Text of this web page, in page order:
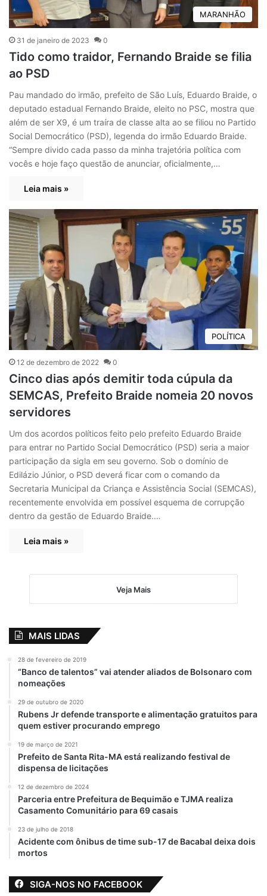
MARANHÃO
31 de janeiro de 2023 0
Tido como traidor, Fernando Braide se filia
ao PSD
Pau mandado do irmão, prefeito de São Luís, Eduardo Braide, o
deputado estadual Fernando Braide, eleito no PSC, mostra que
além de ser X9, é um traíra de classe alta ao se filiou no Partido
Social Democrático (PSD), legenda do irmão Eduardo Braide.
“Sempre divido cada passo da minha trajetória política com
vocês e hoje faço questão de anunciar, oficialmente,…
Leia mais »
POLÍTICA
12 de dezembro de 2022 0
Cinco dias após demitir toda cúpula da
SEMCAS, Prefeito Braide nomeia 20 novos
servidores
Um dos acordos políticos feito pelo prefeito Eduardo Braide
para entrar no Partido Social Democrático (PSD) seria a maior
participação da sigla em seu governo. Sob o domínio de
Edilázio Júnior, o PSD deverá ficar com o comando da
Secretaria Municipal da Criança e Assistência Social (SEMCAS),
recentemente envolvida em possível esquema de corrupção
dentro da gestão de Eduardo Braide.…
Leia mais »
Veja Mais
MAIS LIDAS
28 de fevereiro de 2019
“Banco de talentos” vai atender aliados de Bolsonaro com
nomeações
29 de outubro de 2020
Rubens Jr defende transporte e alimentação gratuitos para
quem estiver procurando emprego
19 de março de 2021
Prefeito de Santa Rita-MA está realizando festival de
dispensa de licitações
12 de dezembro de 2024
Parceria entre Prefeitura de Bequimão e TJMA realiza
Casamento Comunitário para 69 casais
23 de julho de 2018
Acidente com ônibus de time sub-17 de Bacabal deixa dois
mortos
SIGA-NOS NO FACEBOOK